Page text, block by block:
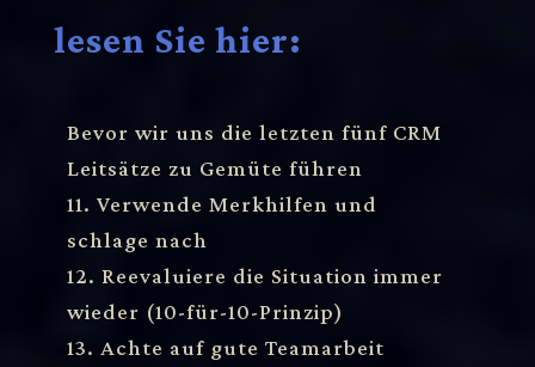
lesen Sie hier:
Bevor wir uns die letzten fünf CRM
Leitsätze zu Gemüte führen
11. Verwende Merkhilfen und
schlage nach
12. Reevaluiere die Situation immer
wieder (10-für-10-Prinzip)
13. Achte auf gute Teamarbeit